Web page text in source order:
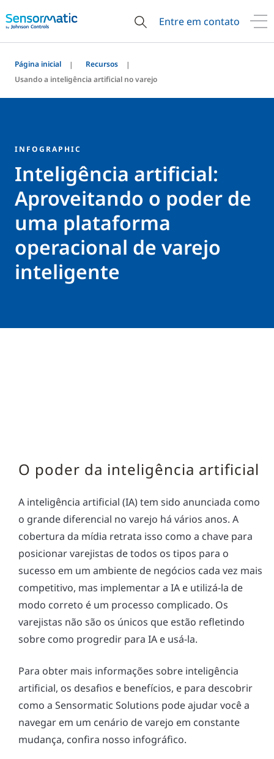
Entre em contato
Página inicial
Recursos
Usando a inteligência artificial no varejo
INFOGRAPHIC
Inteligência artificial:
Aproveitando o poder de
uma plataforma
operacional de varejo
inteligente
O poder da inteligência artificial
A inteligência artificial (IA) tem sido anunciada como
o grande diferencial no varejo há vários anos. A
cobertura da mídia retrata isso como a chave para
posicionar varejistas de todos os tipos para o
sucesso em um ambiente de negócios cada vez mais
competitivo, mas implementar a IA e utilizá-la de
modo correto é um processo complicado. Os
varejistas não são os únicos que estão refletindo
sobre como progredir para IA e usá-la.
Para obter mais informações sobre inteligência
artificial, os desafios e benefícios, e para descobrir
como a Sensormatic Solutions pode ajudar você a
navegar em um cenário de varejo em constante
mudança, confira nosso infográfico.